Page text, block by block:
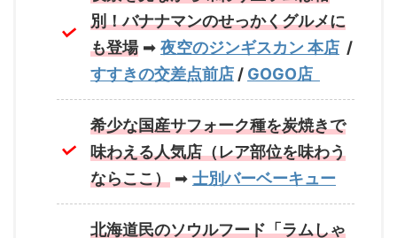
別！バナナマンのせっかくグルメに
も登場➡ 夜空のジンギスカン 本店 /
すすきの交差点前店 / GOGO店
希少な国産サフォーク種を炭焼きで
味わえる人気店（レア部位を味わう
ならここ） ➡ 士別バーベーキュー
北海道民のソウルフード「ラムしゃ